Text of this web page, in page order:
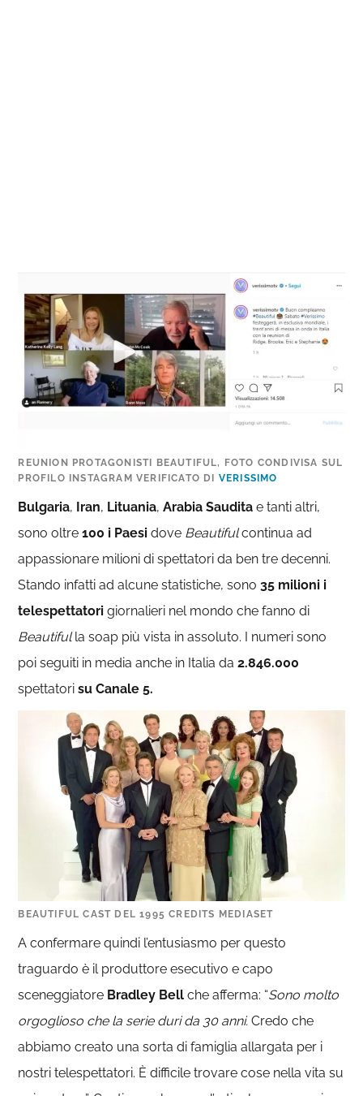
REUNION PROTAGONISTI BEAUTIFUL, FOTO CONDIVISA SUL
PROFILO INSTAGRAM VERIFICATO DI VERISSIMO
Bulgaria, Iran, Lituania,Arabia Saudita e tanti altri,
sono oltre100 i Paesi dove Beautifulcontinua ad
appassionare milioni di spettatori da ben tre decenni.
Stando infatti ad alcune statistiche, sono35 milioni i
telespettatori giornalieri nel mondo che fanno di
Beautifulla soap più vista in assoluto. I numeri sono
poi seguiti in media anche in Italia da2.846.000
spettatorisu Canale 5.
BEAUTIFUL CAST DEL 1995 CREDITS MEDIASET
A confermare quindi l’entusiasmo per questo
traguardo è il produttore esecutivo e capo
sceneggiatore Bradley Bellche afferma: “Sono molto
orgoglioso che la serie duri da 30 anni. Credo che
abbiamo creato una sorta di famiglia allargata per i
nostri telespettatori. È difficile trovare cose nella vita su